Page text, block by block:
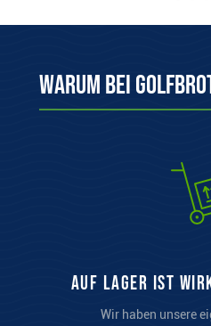
Warum bei
auf Lager ist
Wir haben unsere